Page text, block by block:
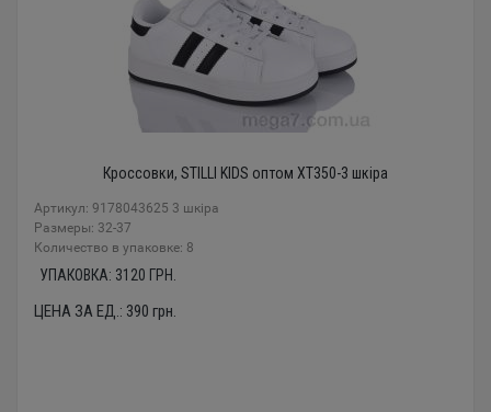
Кроссовки, STILLI KIDS оптом XT350-3 шкіра
Артикул: 9178043625 3 шкіра
Размеры: 32-37
Количество в упаковке: 8
УПАКОВКА: 3120 ГРН.
ЦЕНА ЗА ЕД.: 390 грн.